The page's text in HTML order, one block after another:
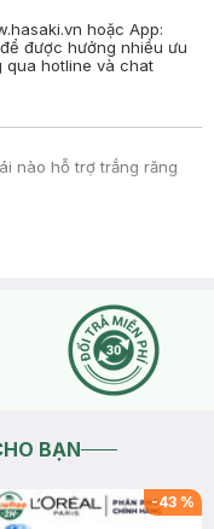
hoặc App:
được hưởng nhiều ưu
qua hotline và chat
nào hỗ trợ trắng răng
chuyền công thức
BẠN
-43 %